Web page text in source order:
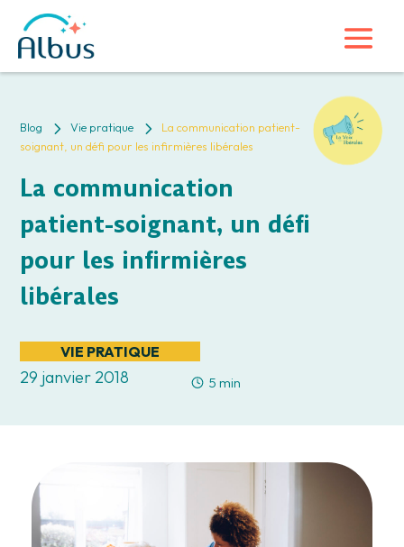
Blog 5 Vie pratique 5
La communication patient-
soignant, un défi pour les infirmières libérales
La communication
patient-soignant, un défi
pour les infirmières
libérales
VIE PRATIQUE
29 janvier 2018 5 min